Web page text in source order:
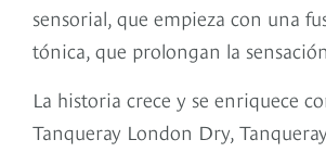
sensorial, que empieza con una
tónica, que prolongan la
La historia crece y se enriquece
Tanqueray London Dry,